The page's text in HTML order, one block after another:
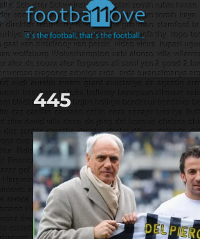
footbaLLove
445